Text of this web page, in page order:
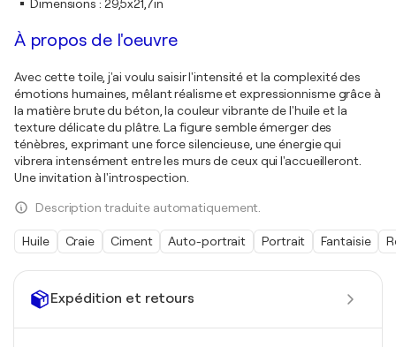
Expédition et retours
Dimensions : 29,5x21,7in
À propos de l'oeuvre
Avec cette toile, j'ai voulu saisir l'intensité et la complexité des
émotions humaines, mêlant réalisme et expressionnisme grâce à
la matière brute du béton, la couleur vibrante de l'huile et la
texture délicate du plâtre. La figure semble émerger des
ténèbres, exprimant une force silencieuse, une énergie qui
vibrera intensément entre les murs de ceux qui l'accueilleront.
Une invitation à l'introspection.
Description traduite automatiquement.
Huile Craie Ciment Auto-portrait Portrait Fantaisie